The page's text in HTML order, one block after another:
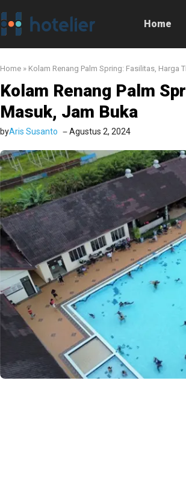
Home
Home » Kolam Renang Palm Spring: Fasilitas, Harga
Kolam Renang Palm
Masuk, Jam Buka
byAris Susanto Agustus 2, 2024